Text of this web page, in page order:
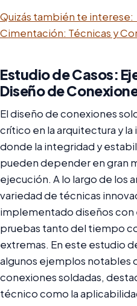
Quizás también te interese:
Cimentación: Técnicas y
Estudio de Casos:
Diseño de
El diseño de conexiones
crítico en la arquitectura y
donde la integridad y
pueden depender en gran
ejecución. A lo largo de los
variedad de técnicas
implementado diseños con
pruebas tanto del tiempo
extremas. En este estudio
algunos ejemplos notables
conexiones soldadas,
técnico como la